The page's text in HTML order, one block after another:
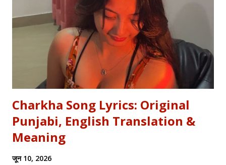
meaning of "Sau sonaar ki, ek lohaar ki." We are here to
settle that debate once and for all. Whether you are a
student eyeing the lucrative RBI Rajbhasha Adhikari Salary
& Job Profile , a scholar researching Vidyapati...
Charkha Song Lyrics: Original
Punjabi, English Translation &
Meaning
जून 10, 2026